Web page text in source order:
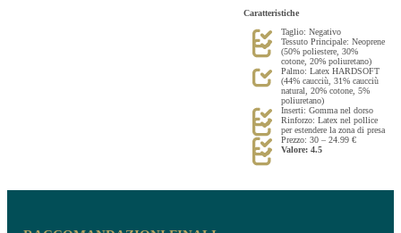
Caratteristiche
Taglio: Negativo
Tessuto Principale: Neoprene
(50% poliestere, 30%
cotone, 20% poliuretano)
Palmo: Latex HARDSOFT
(44% caucciù, 31% caucciù
natural, 20% cotone, 5%
poliuretano)
Inserti: Gomma nel dorso
Rinforzo: Latex nel pollice
per estendere la zona di presa
Prezzo: 30 – 24.99 €
Valore: 4.5